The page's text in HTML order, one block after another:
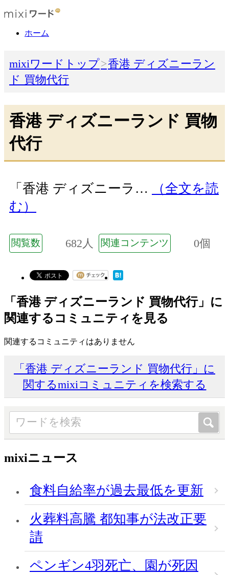
ホーム
mixiワードトップ
香港 ディズニーラン
ド 買物代行
香港 ディズニーランド 買物
代行
「香港 ディズニーラ…
（全文を読
む）
閲覧数 682人 関連コンテンツ 0個
「香港 ディズニーランド 買物代行」に
関連するコミュニティを見る
関連するコミュニティはありません
「香港 ディズニーランド 買物代行」に
関するmixiコミュニティを検索する
mixiニュース
食料自給率が過去最低を更新
火葬料高騰 都知事が法改正要
請
ペンギン4羽死亡、園が死因